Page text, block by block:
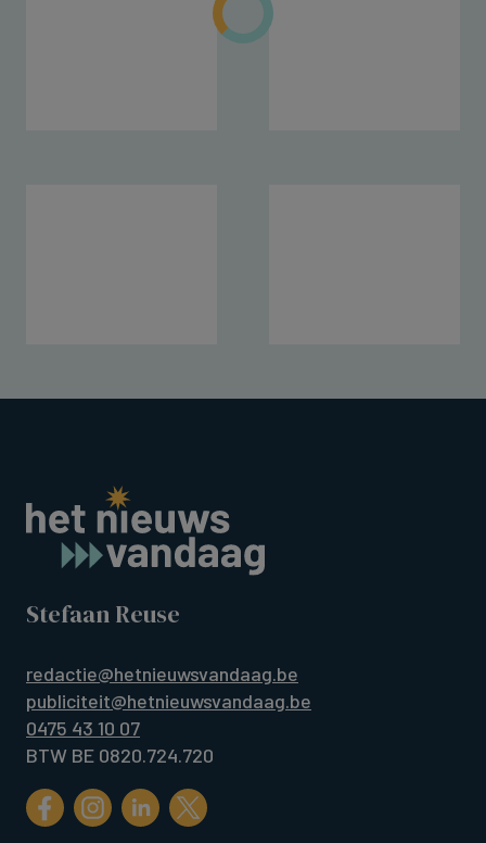
Stefaan Reuse
redactie@hetnieuwsvandaag.be
publiciteit@hetnieuwsvandaag.be
0475 43 10 07
BTW BE 0820.724.720